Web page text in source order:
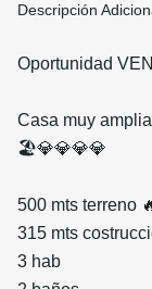
Descripción
Oportunidad
Casa muy
🏖💎💎💎💎
500 mts terreno
315 mts
3 hab